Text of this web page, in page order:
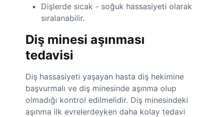
Dişlerde sıcak - soğuk hassasiyeti olarak
sıralanabilir.
Diş minesi aşınması
tedavisi
Diş hassasiyeti yaşayan hasta diş hekimine
başvurmalı ve diş minesinde aşınma olup
olmadığı kontrol edilmelidir. Diş minesindeki
aşınma ilk evrelerdeyken daha kolay tedavi